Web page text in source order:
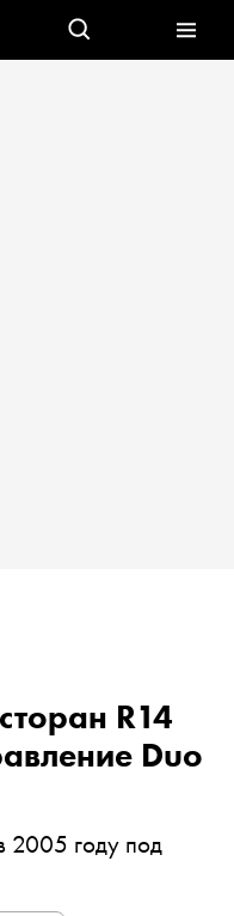
R14
Duo
2005 году под